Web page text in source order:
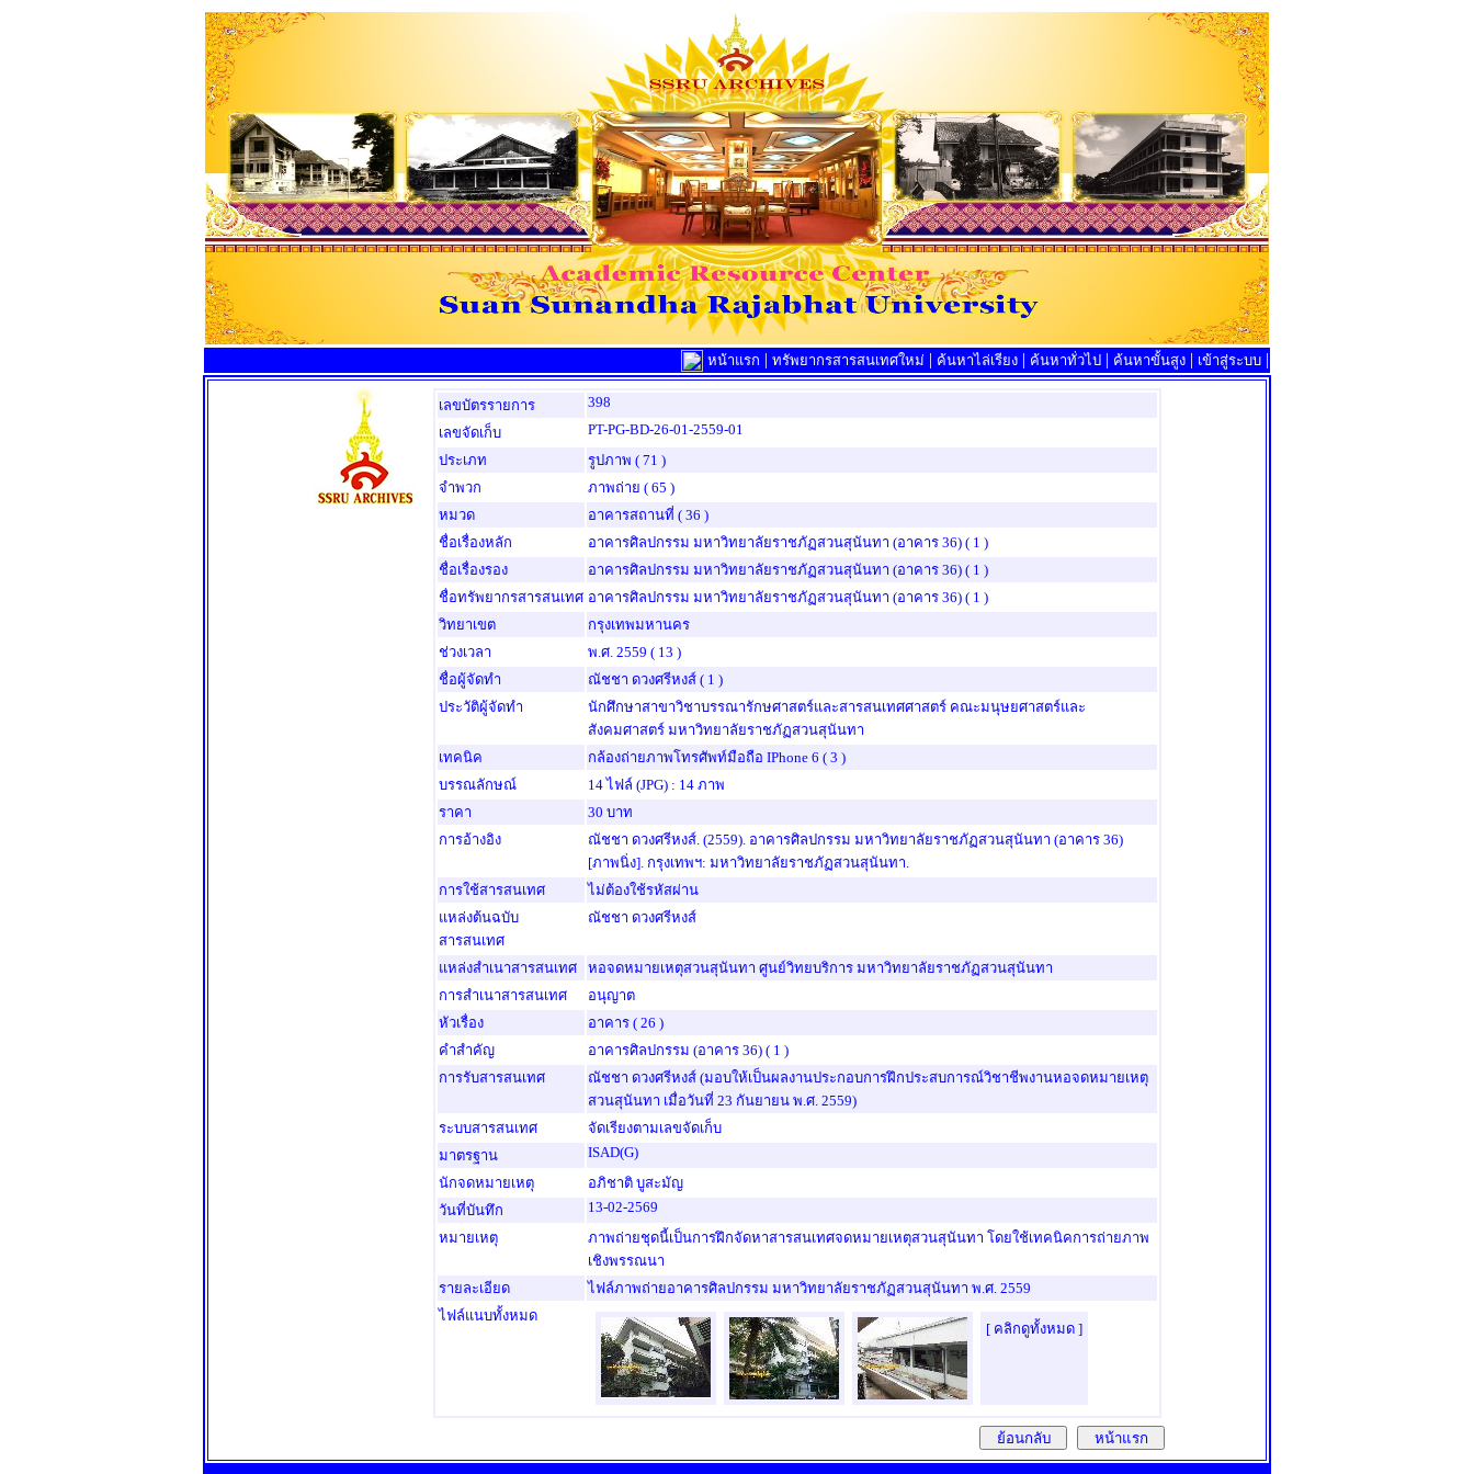
หน้าแรก | ทรัพยากรสารสนเทศใหม่ | ค้นหาไล่เรียง | ค้นหาทั่วไป | ค้นหาขั้นสูง | เข้าสู่ระบบ |
เลขบัตรรายการ
398
เลขจัดเก็บ
PT-PG-BD-26-01-2559-01
ประเภท
รูปภาพ ( 71 )
จำพวก
ภาพถ่าย ( 65 )
หมวด
อาคารสถานที่ ( 36 )
ชื่อเรื่องหลัก
อาคารศิลปกรรม มหาวิทยาลัยราชภัฏสวนสุนันทา (อาคาร 36) ( 1 )
ชื่อเรื่องรอง
อาคารศิลปกรรม มหาวิทยาลัยราชภัฏสวนสุนันทา (อาคาร 36) ( 1 )
ชื่อทรัพยากรสารสนเทศ อาคารศิลปกรรม มหาวิทยาลัยราชภัฏสวนสุนันทา (อาคาร 36) ( 1 )
วิทยาเขต
กรุงเทพมหานคร
ช่วงเวลา
พ.ศ. 2559 ( 13 )
ชื่อผู้จัดทำ
ณัชชา ดวงศรีหงส์ ( 1 )
ประวัติผู้จัดทำ
นักศึกษาสาขาวิชาบรรณารักษศาสตร์และสารสนเทศศาสตร์ คณะมนุษยศาสตร์และ
สังคมศาสตร์ มหาวิทยาลัยราชภัฏสวนสุนันทา
เทคนิค
กล้องถ่ายภาพโทรศัพท์มือถือ IPhone 6 ( 3 )
บรรณลักษณ์
14 ไฟล์ (JPG) : 14 ภาพ
ราคา
30 บาท
การอ้างอิง
ณัชชา ดวงศรีหงส์. (2559). อาคารศิลปกรรม มหาวิทยาลัยราชภัฏสวนสุนันทา (อาคาร 36)
[ภาพนิ่ง]. กรุงเทพฯ: มหาวิทยาลัยราชภัฏสวนสุนันทา.
การใช้สารสนเทศ
ไม่ต้องใช้รหัสผ่าน
แหล่งต้นฉบับ
สารสนเทศ
ณัชชา ดวงศรีหงส์
แหล่งสำเนาสารสนเทศ
หอจดหมายเหตุสวนสุนันทา ศูนย์วิทยบริการ มหาวิทยาลัยราชภัฏสวนสุนันทา
การสำเนาสารสนเทศ
อนุญาต
หัวเรื่อง
อาคาร ( 26 )
คำสำคัญ
อาคารศิลปกรรม (อาคาร 36) ( 1 )
การรับสารสนเทศ
ณัชชา ดวงศรีหงส์ (มอบให้เป็นผลงานประกอบการฝึกประสบการณ์วิชาชีพงานหอจดหมายเหตุ
สวนสุนันทา เมื่อวันที่ 23 กันยายน พ.ศ. 2559)
ระบบสารสนเทศ
จัดเรียงตามเลขจัดเก็บ
มาตรฐาน
ISAD(G)
นักจดหมายเหตุ
อภิชาติ บูสะมัญ
วันที่บันทึก
13-02-2569
หมายเหตุ
ภาพถ่ายชุดนี้เป็นการฝึกจัดหาสารสนเทศจดหมายเหตุสวนสุนันทา โดยใช้เทคนิคการถ่ายภาพ
เชิงพรรณนา
รายละเอียด
ไฟล์ภาพถ่ายอาคารศิลปกรรม มหาวิทยาลัยราชภัฏสวนสุนันทา พ.ศ. 2559
ไฟล์แนบทั้งหมด
[ คลิกดูทั้งหมด ]
ย้อนกลับ หน้าแรก